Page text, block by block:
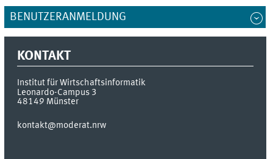
BENUTZERANMELDUNG
KONTAKT
Institut für Wirtschaftsinformatik
Leonardo-Campus 3
48149 Münster
kontakt@moderat.nrw